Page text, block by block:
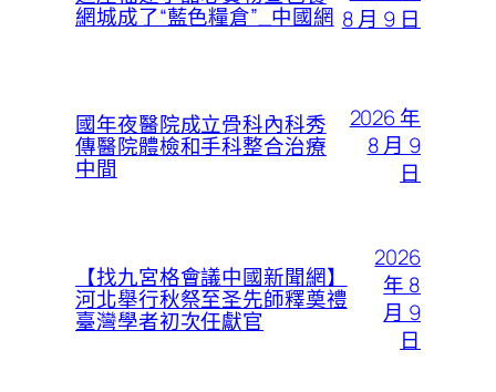
網城成了“藍色糧倉”_中國網 8 月 9 日
國年夜醫院成立骨科內科秀
傳醫院體檢和手科整合治療
中間
2026 年
8 月 9
日
【找九宮格會議中國新聞網】
河北舉行秋祭至圣先師釋奠禮
臺灣學者初次任獻官
2026
年 8
月 9
日